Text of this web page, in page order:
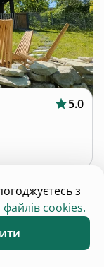
5.0
з
cookies.